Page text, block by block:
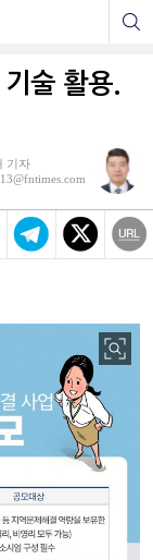
술 활용.
기자